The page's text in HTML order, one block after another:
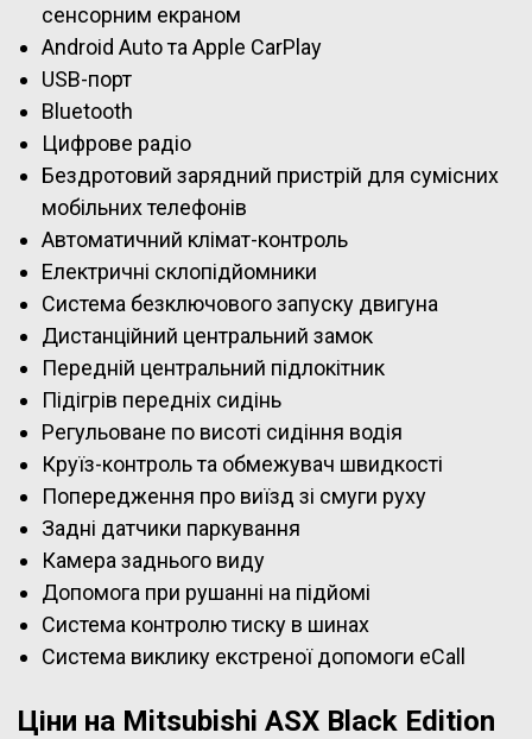
сенсорним екраном
Android Auto та Apple CarPlay
USB-порт
Bluetooth
Цифрове радіо
Бездротовий зарядний пристрій для сумісних
мобільних телефонів
Автоматичний клімат-контроль
Електричні склопідйомники
Система безключового запуску двигуна
Дистанційний центральний замок
Передній центральний підлокітник
Підігрів передніх сидінь
Регульоване по висоті сидіння водія
Круїз-контроль та обмежувач швидкості
Попередження про виїзд зі смуги руху
Задні датчики паркування
Камера заднього виду
Допомога при рушанні на підйомі
Система контролю тиску в шинах
Система виклику екстреної допомоги eCall
Ціни на Mitsubishi ASX Black Edition